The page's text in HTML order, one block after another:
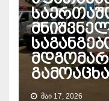
ᲛᲐᲘ 17, 2026